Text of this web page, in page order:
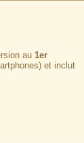
au 1er
et inclut